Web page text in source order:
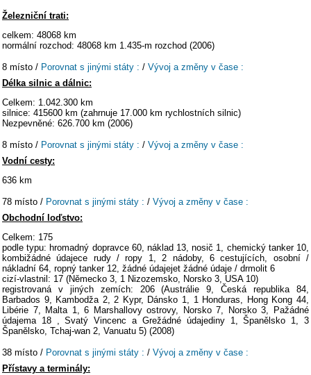
Železniční trati:
celkem: 48068 km
normální rozchod: 48068 km 1.435-m rozchod (2006)
8 místo / Porovnat s jinými státy : / Vývoj a změny v čase :
Délka silnic a dálnic:
Celkem: 1.042.300 km
silnice: 415600 km (zahrnuje 17.000 km rychlostních silnic)
Nezpevněné: 626.700 km (2006)
8 místo / Porovnat s jinými státy : / Vývoj a změny v čase :
Vodní cesty:
636 km
78 místo / Porovnat s jinými státy : / Vývoj a změny v čase :
Obchodní loďstvo:
Celkem: 175
podle typu: hromadný dopravce 60, náklad 13, nosič 1, chemický tanker 10,
kombižádné údajece rudy / ropy 1, 2 nádoby, 6 cestujících, osobní /
nákladní 64, ropný tanker 12, žádné údajejet žádné údaje / drmolit 6
cizí-vlastnil: 17 (Německo 3, 1 Nizozemsko, Norsko 3, USA 10)
registrovaná v jiných zemích: 206 (Austrálie 9, Česká republika 84,
Barbados 9, Kambodža 2, 2 Kypr, Dánsko 1, 1 Honduras, Hong Kong 44,
Libérie 7, Malta 1, 6 Marshallovy ostrovy, Norsko 7, Norsko 3, Pažádné
údajema 18 , Svatý Vincenc a Grežádné údajediny 1, Španělsko 1, 3
Španělsko, Tchaj-wan 2, Vanuatu 5) (2008)
38 místo / Porovnat s jinými státy : / Vývoj a změny v čase :
Přístavy a terminály: